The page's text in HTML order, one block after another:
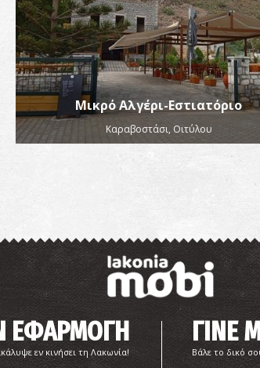
Μικρό Αλγέρι-Εστιατόριο
Καραβοστάσι, Οιτύλου
ΕΦΑΡΜΟΓΗ
εν κινήσει τη Λακωνία!
ΓΙΝΕ
Βάλε το δικό